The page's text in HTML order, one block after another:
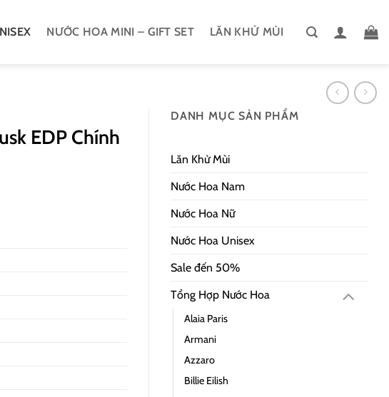
NƯỚC HOA MINI – GIFT SET LĂN KHỬ MÙI
DANH MỤC SẢN PHẨM
Lăn Khử Mùi
Nước Hoa Nam
Nước Hoa Nữ
Nước Hoa Unisex
Sale đến 50%
Tổng Hợp Nước Hoa
Alaia Paris
Armani
Azzaro
Billie Eilish
EDP Chính
₫